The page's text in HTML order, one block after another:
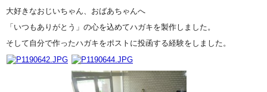
大好きなおじいちゃん、おばあちゃんへ
「いつもありがとう」の心を込めてハガキを製作しました。
そして自分で作ったハガキをポストに投函する経験をしました。